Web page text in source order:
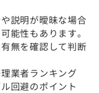
説明が曖昧な場合
能性もあります。
無を確認して判断
業者ランキング
回避のポイント